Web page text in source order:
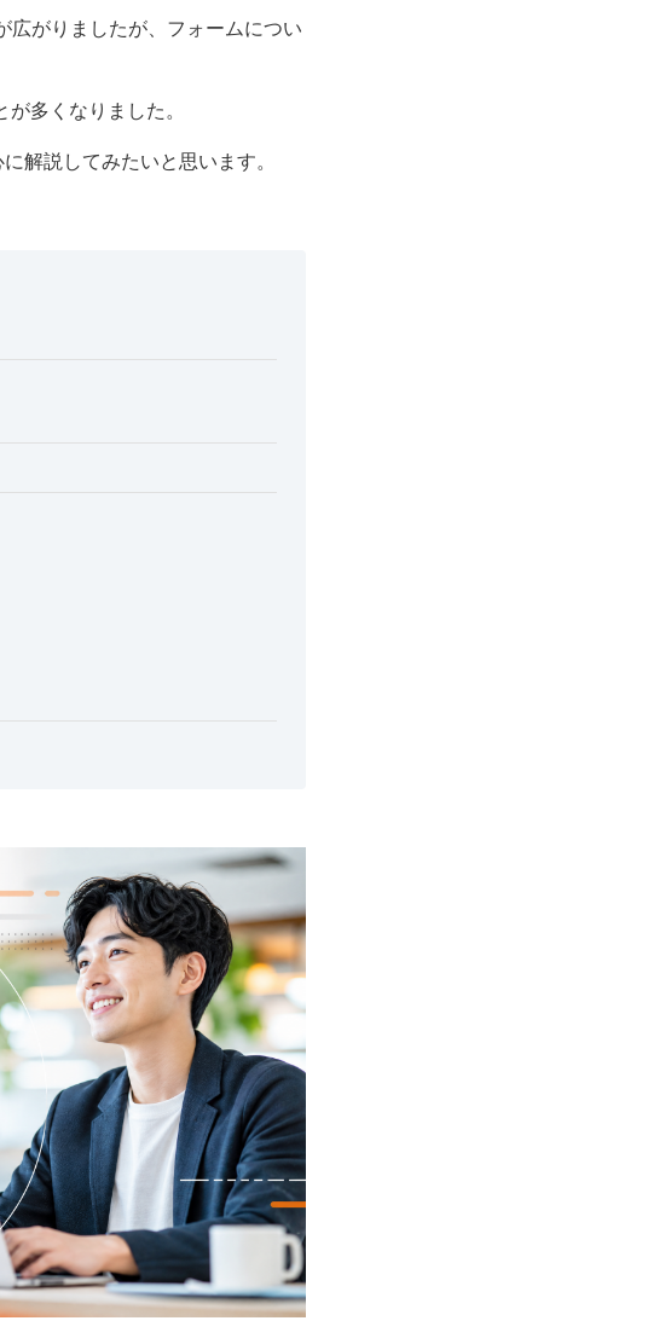
広がりましたが、フォームについ
多くなりました。
解説してみたいと思います。